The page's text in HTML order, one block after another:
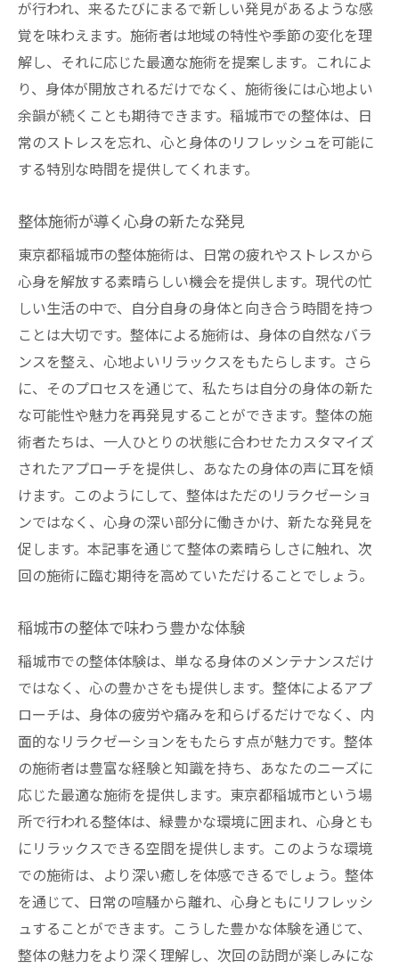
が行われ、来るたびにまるで新しい発見があるような感
覚を味わえます。施術者は地域の特性や季節の変化を理
解し、それに応じた最適な施術を提案します。これによ
り、身体が開放されるだけでなく、施術後には心地よい
余韻が続くことも期待できます。稲城市での整体は、日
常のストレスを忘れ、心と身体のリフレッシュを可能に
する特別な時間を提供してくれます。
整体施術が導く心身の新たな発見
東京都稲城市の整体施術は、日常の疲れやストレスから
心身を解放する素晴らしい機会を提供します。現代の忙
しい生活の中で、自分自身の身体と向き合う時間を持つ
ことは大切です。整体による施術は、身体の自然なバラ
ンスを整え、心地よいリラックスをもたらします。さら
に、そのプロセスを通じて、私たちは自分の身体の新た
な可能性や魅力を再発見することができます。整体の施
術者たちは、一人ひとりの状態に合わせたカスタマイズ
されたアプローチを提供し、あなたの身体の声に耳を傾
けます。このようにして、整体はただのリラクゼーショ
ンではなく、心身の深い部分に働きかけ、新たな発見を
促します。本記事を通じて整体の素晴らしさに触れ、次
回の施術に臨む期待を高めていただけることでしょう。
稲城市の整体で味わう豊かな体験
稲城市での整体体験は、単なる身体のメンテナンスだけ
ではなく、心の豊かさをも提供します。整体によるアプ
ローチは、身体の疲労や痛みを和らげるだけでなく、内
面的なリラクゼーションをもたらす点が魅力です。整体
の施術者は豊富な経験と知識を持ち、あなたのニーズに
応じた最適な施術を提供します。東京都稲城市という場
所で行われる整体は、緑豊かな環境に囲まれ、心身とも
にリラックスできる空間を提供します。このような環境
での施術は、より深い癒しを体感できるでしょう。整体
を通じて、日常の喧騒から離れ、心身ともにリフレッシ
ュすることができます。こうした豊かな体験を通じて、
整体の魅力をより深く理解し、次回の訪問が楽しみにな